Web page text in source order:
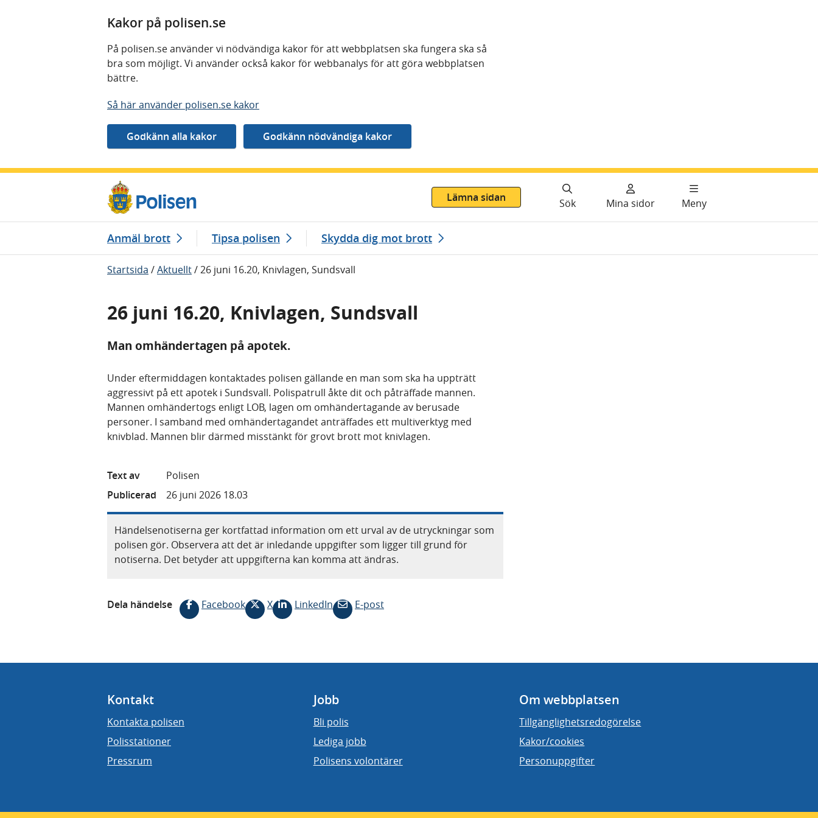
Kakor på polisen.se
På polisen.se använder vi nödvändiga kakor för att webbplatsen ska fungera ska så
bra som möjligt. Vi använder också kakor för webbanalys för att göra webbplatsen
bättre.
Så här använder polisen.se kakor
Lämna sidan
Sök Mina sidor Meny
Anmäl brott Tipsa polisen Skydda dig mot brott
Startsida /Aktuellt/26 juni 16.20, Knivlagen, Sundsvall
26 juni 16.20, Knivlagen, Sundsvall
Man omhändertagen på apotek.
Under eftermiddagen kontaktades polisen gällande en man som ska ha uppträtt
aggressivt på ett apotek i Sundsvall. Polispatrull åkte dit och påträffade mannen.
Mannen omhändertogs enligt LOB, lagen om omhändertagande av berusade
personer. I samband med omhändertagandet anträffades ett multiverktyg med
knivblad. Mannen blir därmed misstänkt för grovt brott mot knivlagen.
Text av
Polisen
Publicerad
26 juni 2026 18.03
Händelsenotiserna ger kortfattad information om ett urval av de utryckningar som
polisen gör. Observera att det är inledande uppgifter som ligger till grund för
notiserna. Det betyder att uppgifterna kan komma att ändras.
Dela händelse Facebook X LinkedIn E-post
Kontakt
Kontakta polisen
Polisstationer
Pressrum
Jobb
Bli polis
Lediga jobb
Polisens volontärer
Om webbplatsen
Tillgänglighetsredogörelse
Kakor/cookies
Personuppgifter